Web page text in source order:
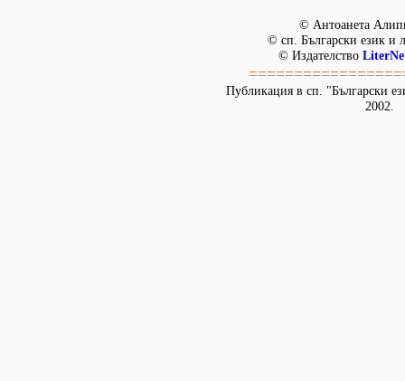
© Антоанета
© сп. Български език и
© Издателство
Публикация в сп. "Български
2002.